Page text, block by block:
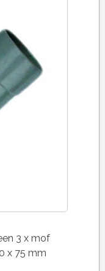
3 x mof
x 75 mm